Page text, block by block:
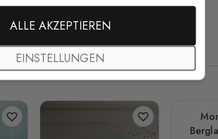
Produkte
ALLE AKZEPTIEREN
EINSTELLUNGEN